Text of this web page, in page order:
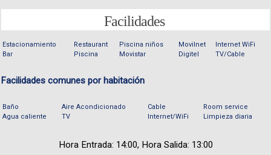
Facilidades
Estacionamiento
Bar
Restaurant
Piscina
Piscina niños
Movistar
Movilnet
Digitel
Internet WiFi
TV/Cable
Facilidades comunes por habitación
Baño
Agua caliente
Aire Acondicionado
TV
Cable
Internet/WiFi
Room service
Limpieza diaria
Hora Entrada: 14:00, Hora Salida: 13:00